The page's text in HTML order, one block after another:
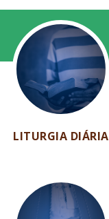
LITURGIA DIÁRIA